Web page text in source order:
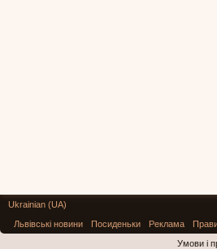
Ukrainian (UA)
Львівські новини
Посиденьки Реклама
Умови і